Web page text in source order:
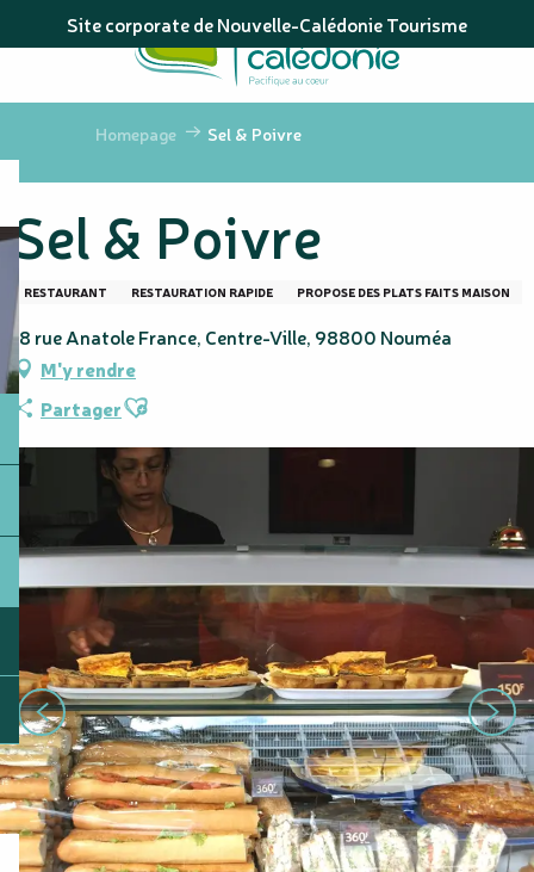
au
principal
Site corporate de Nouvelle-Calédonie Tourisme
Homepage Sel & Poivre
Sel & Poivre
RESTAURANT RESTAURATION RAPIDE PROPOSE DES PLATS FAITS MAISON
18 rue Anatole France, Centre-Ville, 98800 Nouméa
M'y rendre
PartagerAjouter aux favoris